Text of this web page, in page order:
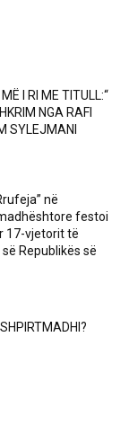
I RI ME TITULL:“
NGA RAFI
SYLEJMANI
në
festoi
17-vjetorit të
Republikës së